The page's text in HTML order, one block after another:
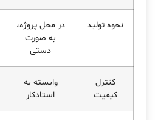
نحوه تولید
در محل پروژه،
به صورت
دستی
کنترل
کیفیت
وابسته به
استادکار